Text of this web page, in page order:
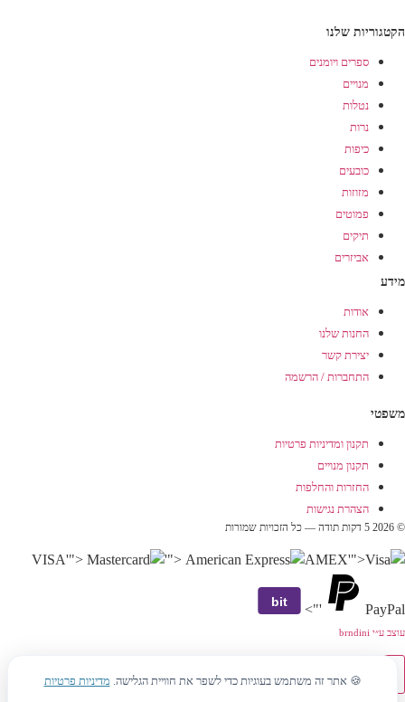
הקטגוריות שלנו
ספרים ויומנים
מנויים
נטלות
נרות
כיפות
כובעים
מזוזות
פמוטים
תיקים
אביזרים
מידע
אודות
החנות שלנו
יצירת קשר
התחברות / הרשמה
משפטי
תקנון ומדיניות פרטיות
תקנון מנויים
החזרות והחלפות
הצהרת נגישות
© 2026 5 דקות תודה — כל הזכויות שמורות
VISA'"> '"> AMEX'">
PayPal
'">
bit
עוצב ע״י brndini
🍪 אתר זה משתמש בעוגיות כדי לשפר את חוויית הגלישה. מדיניות פרטיות